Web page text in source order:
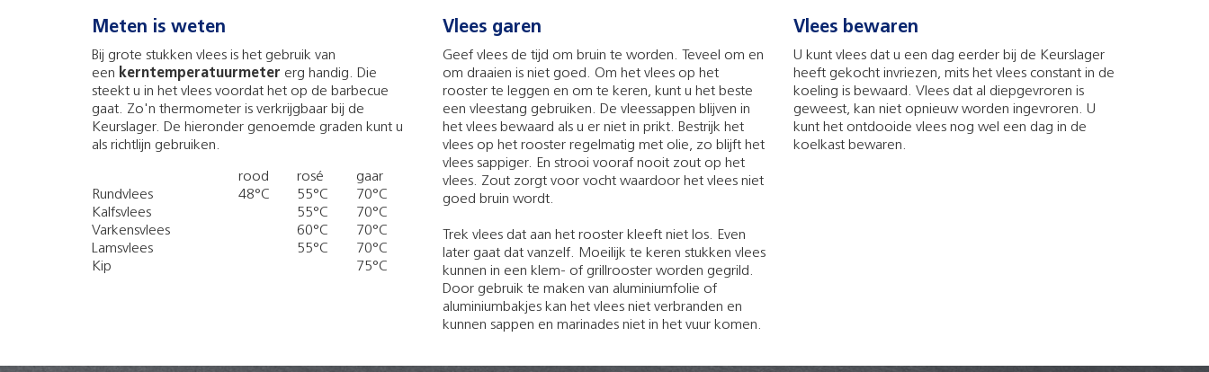
Meten is weten
Bij grote stukken vlees is het gebruik van
een kerntemperatuurmeter erg handig. Die
steekt u in het vlees voordat het op de barbecue
gaat. Zo'n thermometer is verkrijgbaar bij de
Keurslager. De hieronder genoemde graden kunt u
als richtlijn gebruiken.
rood rosé
gaar
Rundvlees
48°C 55°C
70°C
Kalfsvlees
55°C
70°C
Varkensvlees
60°C
70°C
Lamsvlees
55°C
70°C
Kip
75°C
Vlees garen
Geef vlees de tijd om bruin te worden. Teveel om en
om draaien is niet goed. Om het vlees op het
rooster te leggen en om te keren, kunt u het beste
een vleestang gebruiken. De vleessappen blijven in
het vlees bewaard als u er niet in prikt. Bestrijk het
vlees op het rooster regelmatig met olie, zo blijft het
vlees sappiger. En strooi vooraf nooit zout op het
vlees. Zout zorgt voor vocht waardoor het vlees niet
goed bruin wordt.
Trek vlees dat aan het rooster kleeft niet los. Even
later gaat dat vanzelf. Moeilijk te keren stukken vlees
kunnen in een klem- of grillrooster worden gegrild.
Door gebruik te maken van aluminiumfolie of
aluminiumbakjes kan het vlees niet verbranden en
kunnen sappen en marinades niet in het vuur komen.
Vlees bewaren
U kunt vlees dat u een dag eerder bij de Keurslager
heeft gekocht invriezen, mits het vlees constant in de
koeling is bewaard. Vlees dat al diepgevroren is
geweest, kan niet opnieuw worden ingevroren. U
kunt het ontdooide vlees nog wel een dag in de
koelkast bewaren.